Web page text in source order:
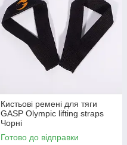
Кистьові ремені для тяги
GASP Olympic lifting straps
Чорні
Готово до відправки